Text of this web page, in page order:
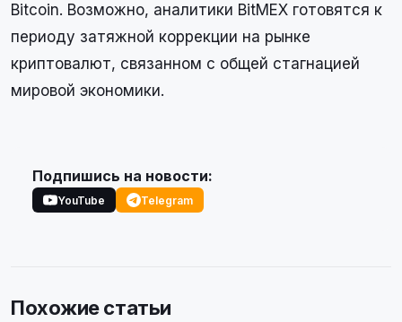
Bitcoin. Возможно, аналитики BitMEX готовятся к
периоду затяжной коррекции на рынке
криптовалют, связанном с общей стагнацией
мировой экономики.
Подпишись на новости:
YouTube Telegram
Похожие статьи